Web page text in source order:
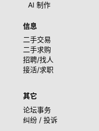
AI 制作
信息
二手交易
二手求购
招聘/找人
接活/求职
其它
论坛事务
纠纷 / 投诉